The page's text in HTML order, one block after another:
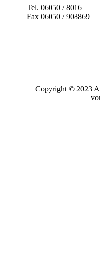
Tel. 06050 / 8016
Fax 06050 / 908869
Copyright © 2023